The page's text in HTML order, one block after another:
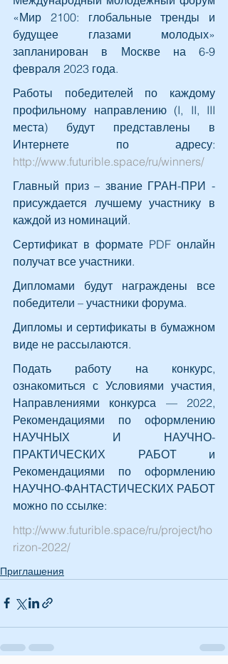
«Мир 2100: глобальные тренды и
будущее глазами молодых»
запланирован в Москве на 6-9
февраля 2023 года.
Работы победителей по каждому
профильному направлению (I, II, III
места) будут представлены в
http://www.futurible.space/ru/winners/
Главный приз – звание ГРАН-ПРИ -
присуждается лучшему участнику в
каждой из номинаций.
Сертификат в формате PDF онлайн
получат все участники.
Дипломами будут награждены все
победители – участники форума.
Дипломы и сертификаты в бумажном
виде не рассылаются.
Подать работу на конкурс,
ознакомиться с Условиями участия,
Направлениями конкурса — 2022,
Рекомендациями по оформлению
НАУЧНЫХ И НАУЧНО-
ПРАКТИЧЕСКИХ РАБОТ и
Рекомендациями по оформлению
НАУЧНО-ФАНТАСТИЧЕСКИХ РАБОТ
можно по ссылке:
http://www.futurible.space/ru/project/ho
rizon-2022/
Приглашения